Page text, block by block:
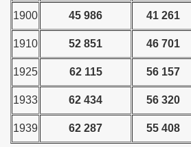
1900 45 986 41 261
1910 52 851 46 701
1925 62 115 56 157
1933 62 434 56 320
1939 62 287 55 408